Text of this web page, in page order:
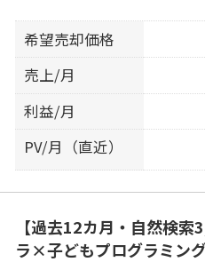
希望売却価格
売上/月
利益/月
PV/月（直近）
【過去12カ月・自然検
ラ×子どもプログラミン